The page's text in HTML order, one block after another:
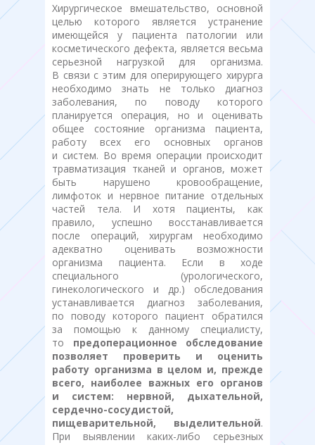
Хирургическое вмешательство, основной
целью которого является устранение
имеющейся у пациента патологии или
косметического дефекта, является весьма
серьезной нагрузкой для организма.
В связи с этим для оперирующего хирурга
необходимо знать не только диагноз
заболевания, по поводу которого
планируется операция, но и оценивать
общее состояние организма пациента,
работу всех его основных органов
и систем. Во время операции происходит
травматизация тканей и органов, может
быть нарушено кровообращение,
лимфоток и нервное питание отдельных
частей тела. И хотя пациенты, как
правило, успешно восстанавливается
после операций, хирургам необходимо
адекватно оценивать возможности
организма пациента. Если в ходе
специального (урологического,
гинекологического и др.) обследования
устанавливается диагноз заболевания,
по поводу которого пациент обратился
за помощью к данному специалисту,
то предоперационное обследование
позволяет проверить и оценить
работу организма в целом и, прежде
всего, наиболее важных его органов
и систем: нервной, дыхательной,
сердечно-сосудистой,
пищеварительной, выделительной.
При выявлении каких-либо серьезных